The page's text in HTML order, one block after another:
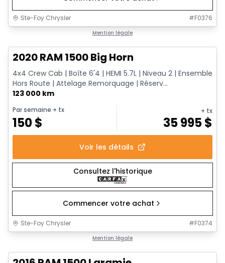
Ste-Foy Chrysler #F0376
Mention légale
2020 RAM 1500 Big Horn
4x4 Crew Cab | Boîte 6'4 | HEMI 5.7L | Niveau 2 | Ensemble
Hors Route | Attelage Remorquage | Réserv...
123 000 km
Par semaine + tx
150$
+ tx
35 995$
Voir les détails
Consultez l'historique
Commencer votre achat
Ste-Foy Chrysler #F0374
Mention légale